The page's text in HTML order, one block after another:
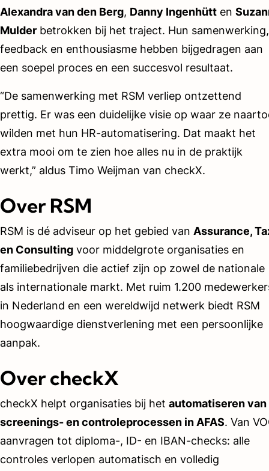
Alexandra van den Berg, Danny Ingenhütt en
Mulder betrokken bij het traject. Hun samenwerking,
feedback en enthousiasme hebben bijgedragen aan
een soepel proces en een succesvol resultaat.
“De samenwerking met RSM verliep ontzettend
prettig. Er was een duidelijke visie op waar ze
wilden met hun HR-automatisering. Dat maakt het
extra mooi om te zien hoe alles nu in de praktijk
werkt,” aldus Timo Weijman van checkX.
Over RSM
RSM is dé adviseur op het gebied van Assurance,
en Consulting voor middelgrote organisaties en
familiebedrijven die actief zijn op zowel de nationale
als internationale markt. Met ruim 1.200
in Nederland en een wereldwijd netwerk biedt RSM
hoogwaardige dienstverlening met een persoonlijke
aanpak.
Over checkX
checkX helpt organisaties bij het automatiseren van
screenings- en controleprocessen in AFAS. Van
aanvragen tot diploma-, ID- en IBAN-checks: alle
controles verlopen automatisch en volledig